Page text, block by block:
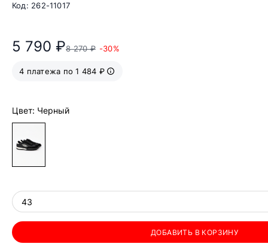
Код: 262-11017
5 790 ₽8 270 ₽ -30%
4 платежа по 1 484 ₽
Цвет: Черный
43
ДОБАВИТЬ В КОРЗИНУ